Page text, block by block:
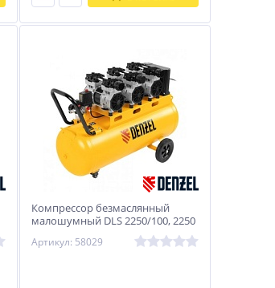
Компрессор безмаслянный
малошумный DLS 2250/100, 2250
Вт, 3х750, 100 л, 410 л/мин блок
упр// Denzel
Артикул: 58029